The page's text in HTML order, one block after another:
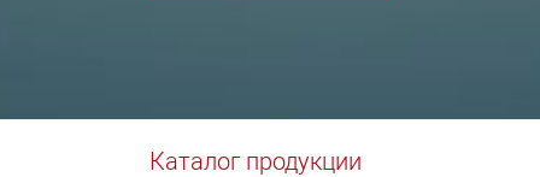
Каталог продукции